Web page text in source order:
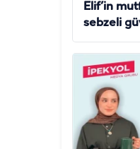
Elif’in
sebzeli